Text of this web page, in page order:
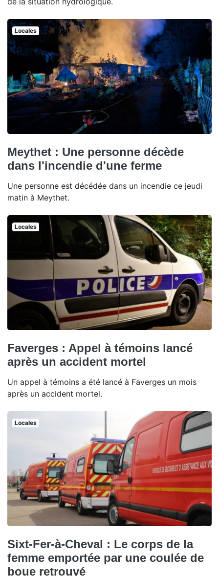
Locales
Meythet : Une personne décède
dans l'incendie d'une ferme
Une personne est décédée dans un incendie ce jeudi
matin à Meythet.
Locales
Faverges : Appel à témoins lancé
après un accident mortel
Un appel à témoins a été lancé à Faverges un mois
après un accident mortel.
Locales
Sixt-Fer-à-Cheval : Le corps de la
femme emportée par une coulée de
boue retrouvé